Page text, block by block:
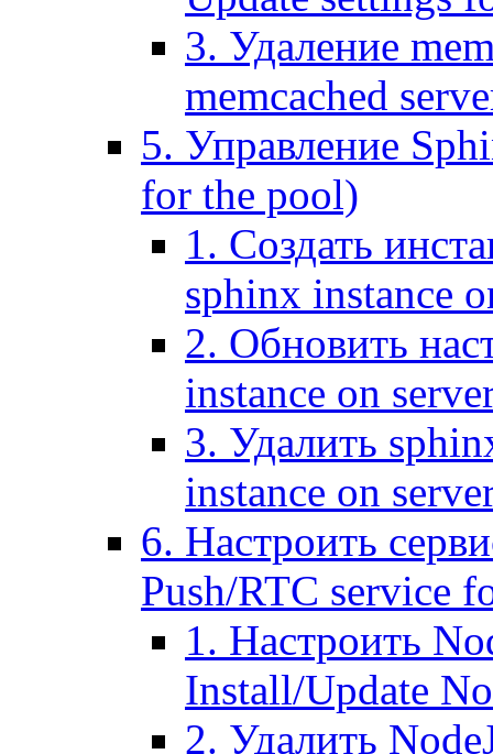
3. Удаление
memcached
5. Управление
for the pool)
1. Создать
sphinx instance
2. Обновить
instance on
3. Удалить
instance on
6. Настроить
Push/RTC service
1. Настроить
Install/Update
2. Удалить